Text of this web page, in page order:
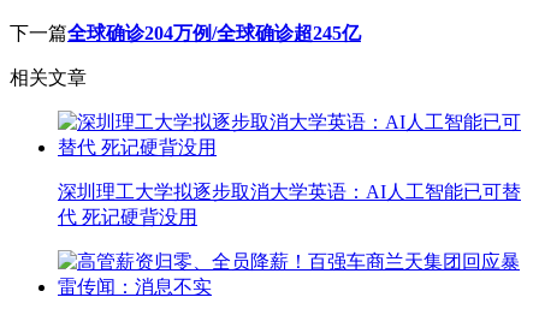
下一篇全球确诊204万例/全球确诊超245亿
相关文章
深圳理工大学拟逐步取消大学英语：AI人工智能已可替
代 死记硬背没用